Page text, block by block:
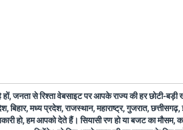
जनता से रिश्ता वेबसाइट पर आपके राज्य की हर छोटी-
बिहार, मध्य प्रदेश, राजस्थान, महाराष्ट्र, गुजरात,
हो, हम आपको देते हैं। सियासी रण हो या बजट का